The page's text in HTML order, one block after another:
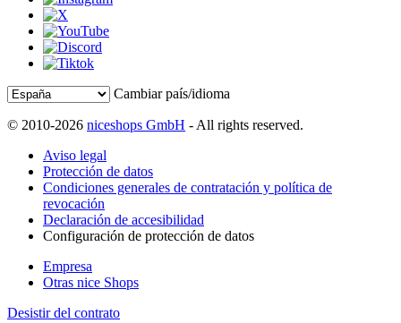
Cambiar país/idioma
© 2010-2026 niceshops GmbH - All rights reserved.
Aviso legal
Protección de datos
Condiciones generales de contratación y política de
revocación
Declaración de accesibilidad
Configuración de protección de datos
Empresa
Otras nice Shops
Desistir del contrato